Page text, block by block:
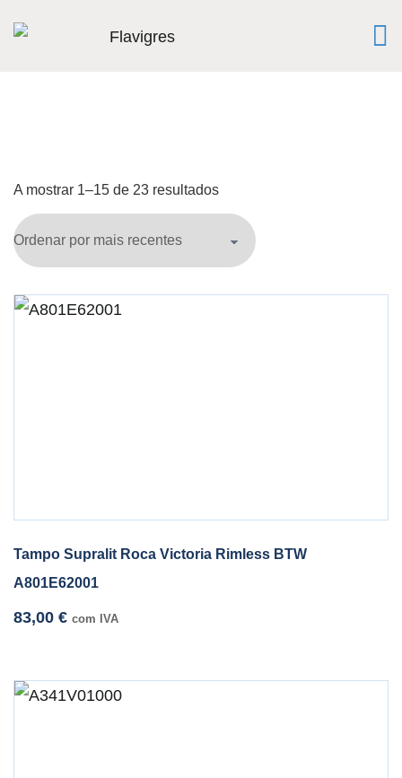
A mostrar 1–15 de 23 resultados
Tampo Supralit Roca Victoria Rimless BTW
A801E62001
83,00 € com IVA